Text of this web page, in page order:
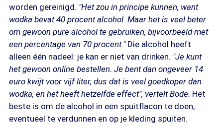
worden gereinigd. "Het zou in principe kunnen, want
wodka bevat 40 procent alcohol. Maar het is veel beter
om gewoon pure alcohol te gebruiken, bijvoorbeeld met
een percentage van 70 procent." Die alcohol heeft
alleen één nadeel: je kan er niet van drinken. "Je kunt
het gewoon online bestellen. Je bent dan ongeveer 14
euro kwijt voor vijf liter, dus dat is veel goedkoper dan
wodka, en het heeft hetzelfde effect", vertelt Bode. Het
beste is om de alcohol in een spuitflacon te doen,
eventueel te verdunnen en op je kleding spuiten.